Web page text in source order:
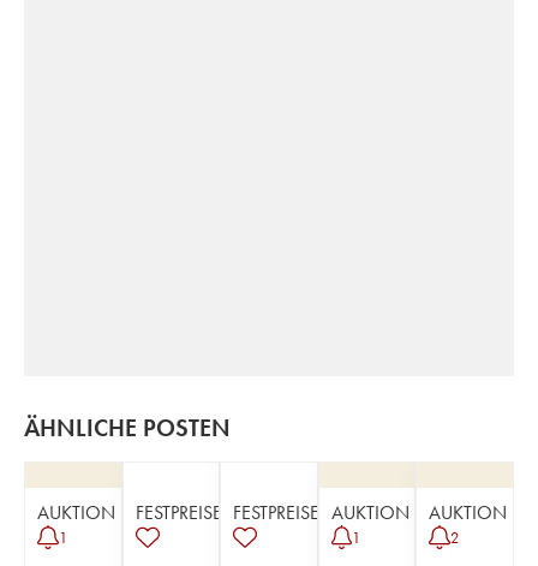
ÄHNLICHE POSTEN
AUKTION
1
FESTPREISE FESTPREISE AUKTION
1
AUKTION
2